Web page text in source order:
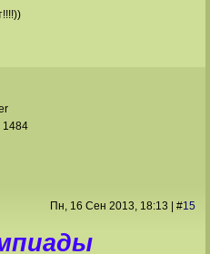
1484
Пн, 16 Сен 2013, 18:13 #15